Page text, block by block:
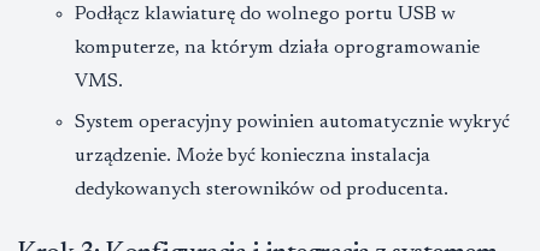
Podłącz klawiaturę do wolnego portu USB w
komputerze, na którym działa oprogramowanie
VMS.
System operacyjny powinien automatycznie wykryć
urządzenie. Może być konieczna instalacja
dedykowanych sterowników od producenta.